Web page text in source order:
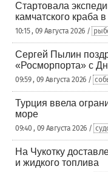
Стартовала
камчатского краба
10:15 , 09 Августа 2026 /
Сергей Пылин
«Росморпорта» с
09:59 , 09 Августа 2026 /
Турция ввела
море
09:40 , 09 Августа 2026 /
На Чукотку
и жидкого топлива